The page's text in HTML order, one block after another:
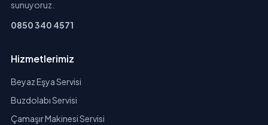
sunuyoruz.
0850 340 4571
Hizmetlerimiz
Beyaz Eşya Servisi
Buzdolabı Servisi
Çamaşır Makinesi Servisi